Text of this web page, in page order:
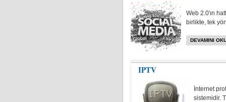
Web 2.0'ın
birlikte, tek
DEVAMINI
IPTV
İnternet
sistemidir.